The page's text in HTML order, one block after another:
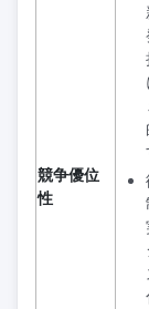
競争優位
性